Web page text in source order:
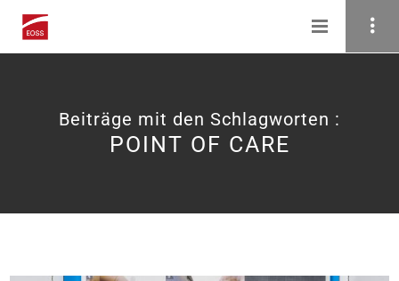
Beiträge mit den Schlagworten :
POINT OF CARE